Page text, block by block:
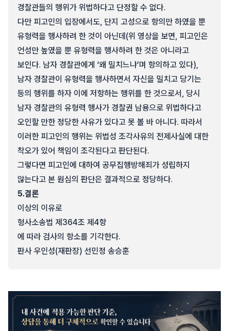
경찰관들의 행위가 위법하다고 단정할 수 없다.
다만 피고인의 입장에서도, 단지 고성으로 항의만 하였을 뿐
유형력을 행사하려 한 것이 아닌데(위 영상을 보면, 피고인은
언성만 높였을 뿐 유형력을 행사하려 한 것은 아니라고
보인다. 남자 경찰관에게 ‘왜 밀치느냐’며 항의하고 있다),
남자 경찰관이 유형력을 행사하면서 자신을 밀치고 당기는
등의 행위를 하자 이에 저항하는 행위를 한 것으로서, 당시
남자 경찰관의 유형력 행사가 경찰권 남용으로 위법하다고
오인할 만한 정당한 사유가 있다고 못 볼 바 아니다. 따라서
이러한 피고인의 행위는 위법성 조각사유의 전제사실에 대한
착오가 있어 책임이 조각된다고 판단된다.
그렇다면 피고인에 대하여 공무집행방해죄가 성립하지
않는다고 본 원심의 판단은 결과적으로 정당하다.
5.결론
이상의 이유로
형사소송법 제364조 제4항
에 따라 검사의 항소를 기각한다.
판사 우인성(재판장) 선민정 송승훈